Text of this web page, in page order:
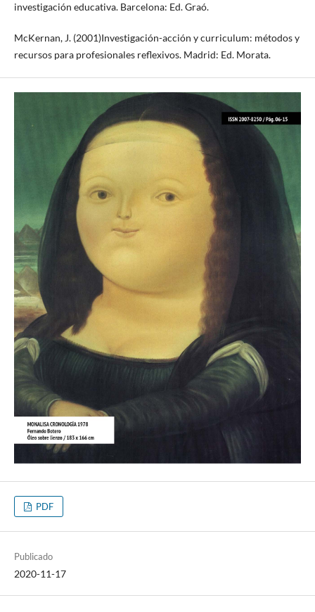
investigación educativa. Barcelona: Ed. Graó.
McKernan, J. (2001)Investigación-acción y curriculum: métodos y
recursos para profesionales reflexivos. Madrid: Ed. Morata.
PDF
Publicado
2020-11-17